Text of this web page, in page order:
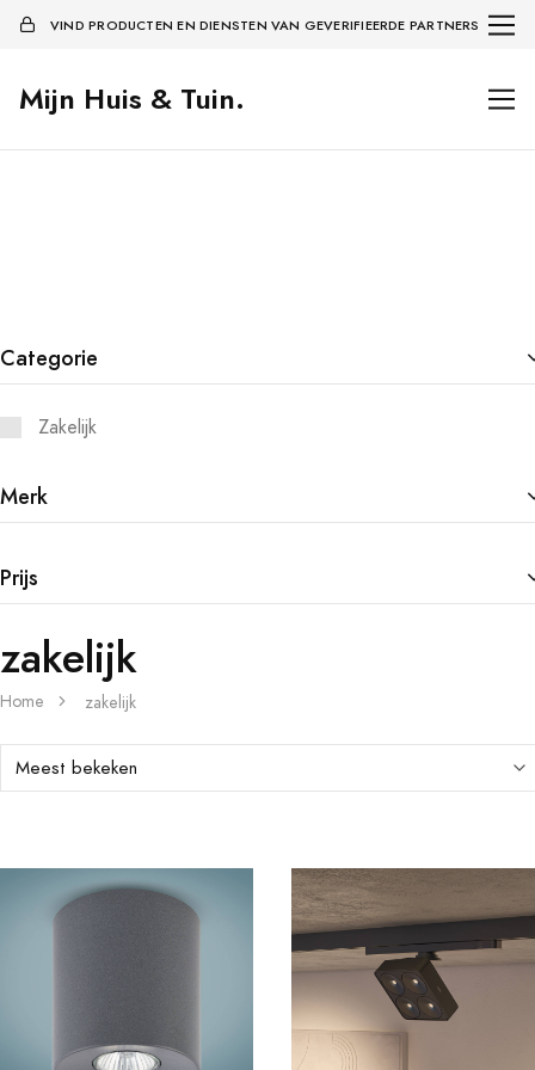
VIND PRODUCTEN EN DIENSTEN VAN GEVERIFIEERDE PARTNERS
Mijn Huis & Tuin.
Categorie
Zakelijk
Merk
Prijs
zakelijk
Home zakelijk